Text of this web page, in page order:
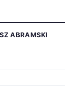
ABRAMSKI